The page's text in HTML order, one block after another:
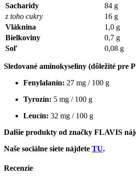
Sacharidy
84 g
z toho cukry
16 g
Vláknina
1,0 g
Bielkoviny
0,7 g
Soľ
0,08 g
Sledované aminokyseliny (dôležité pre
Fenylalanín: 27 mg / 100 g
Tyrozín: 5 mg / 100 g
Leucín: 32 mg / 100 g
Dalšie produkty od značky FLAVIS
Naše sociálne siete nájdete TU.
Recenzie